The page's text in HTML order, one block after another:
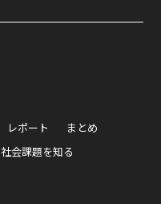
レポート
まとめ
社会課題を知る